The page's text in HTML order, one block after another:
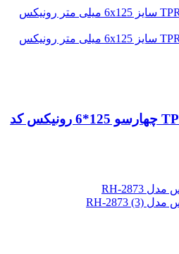
پیچ گوشتی تکی دسته TPR چهارسو 125*6 رونیکس کد